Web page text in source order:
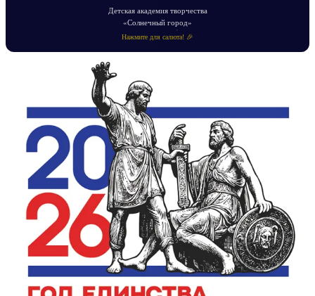
Детская академия творчества
«Солнечный город»
Нажмите для салюта! 🎉